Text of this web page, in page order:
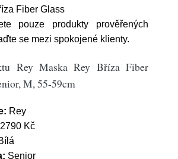
Fiber Glass
pouze produkty prověřených
se mezi spokojené klienty.
Rey Maska Rey Bříza Fiber
M, 55-59cm
Rey
Kč
Senior